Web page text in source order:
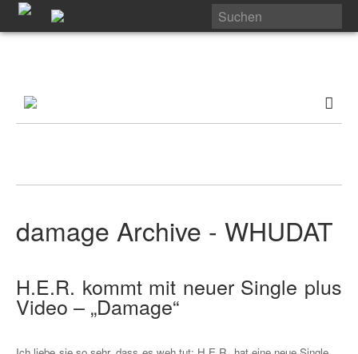
damage Archive - WHUDAT
H.E.R. kommt mit neuer Single plus
Video – „Damage“